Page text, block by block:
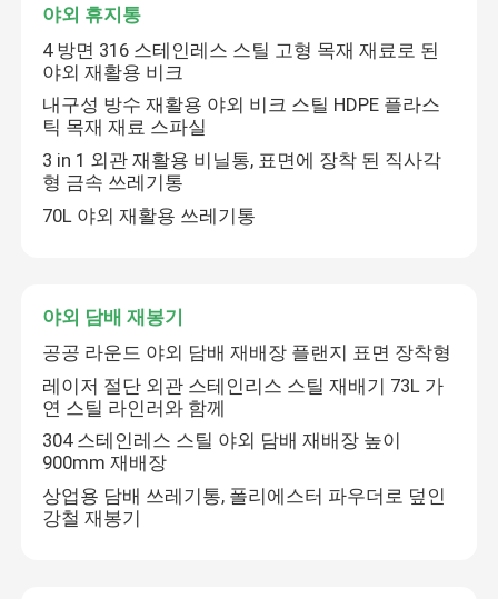
제품
우리 에 관한 것
공장 투어
저희와 연락
뉴스
인용 을 요청 하십시오
야외 금속 벤치
야외 휴지통
4 방면 316 스테인레스 스틸 고형 목재 재료로 된
야외 재활용 비크
내구성 방수 재활용 야외 비크 스틸 HDPE 플라스
틱 목재 재료 스파실
3 in 1 외관 재활용 비닐통, 표면에 장착 된 직사각
형 금속 쓰레기통
70L 야외 재활용 쓰레기통
야외 담배 재봉기
공공 라운드 야외 담배 재배장 플랜지 표면 장착형
레이저 절단 외관 스테인리스 스틸 재배기 73L 가
연 스틸 라인러와 함께
304 스테인레스 스틸 야외 담배 재배장 높이
900mm 재배장
상업용 담배 쓰레기통, 폴리에스터 파우더로 덮인
강철 재봉기